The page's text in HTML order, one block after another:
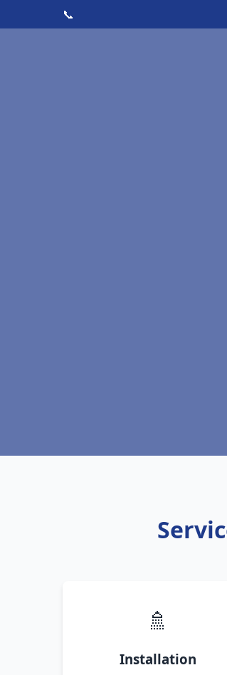
📞
🚿
Installation